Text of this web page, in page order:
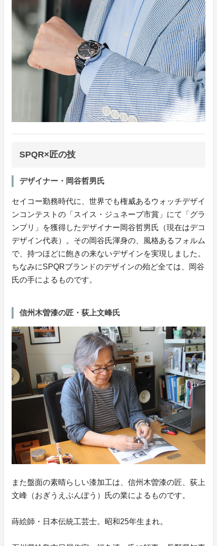
SPQR×匠の技
デザイナー・岡谷哲男氏
セイコー勤務時代に、世界でも権威あるウォッチデザイ
ンコンテストの「スイス・ジュネーブ市賞」にて「グラ
ンプリ」を獲得したデザイナー岡谷哲男氏（現在はデコ
デザイン代表）。その岡谷氏渾身の、風格あるフォルム
で、持つほどに飽きの来ないデザインを実現しました。
ちなみにSPQRブランドのデザインの殆ど全ては、岡谷
氏の手によるものです。
信州木曽漆の匠・荻上文峰氏
また盤面の素晴らしい漆加工は、信州木曽漆の匠、荻上
文峰（おぎうえぶんぽう）氏の業によるものです。
蒔絵師・日本伝統工芸士。昭和25年生まれ。